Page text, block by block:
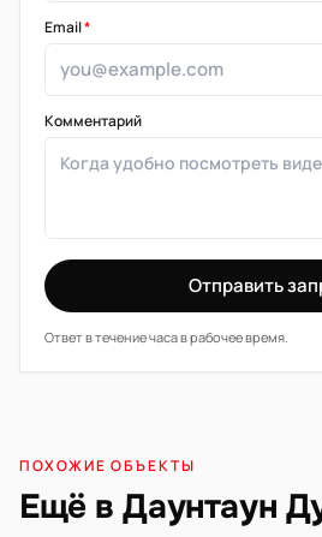
Email*
Комментарий
Отправить
Ответ в течение часа в рабочее время.
ПОХОЖИЕ ОБЪЕКТЫ
Ещё в Даунтаун